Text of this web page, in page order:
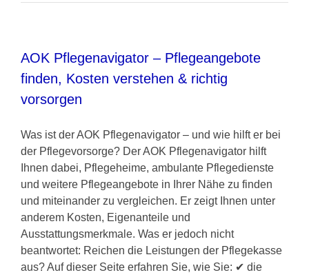
AOK Pflegenavigator – Pflegeangebote
finden, Kosten verstehen & richtig
vorsorgen
Was ist der AOK Pflegenavigator – und wie hilft er bei
der Pflegevorsorge? Der AOK Pflegenavigator hilft
Ihnen dabei, Pflegeheime, ambulante Pflegedienste
und weitere Pflegeangebote in Ihrer Nähe zu finden
und miteinander zu vergleichen. Er zeigt Ihnen unter
anderem Kosten, Eigenanteile und
Ausstattungsmerkmale. Was er jedoch nicht
beantwortet: Reichen die Leistungen der Pflegekasse
aus? Auf dieser Seite erfahren Sie, wie Sie: ✔ die